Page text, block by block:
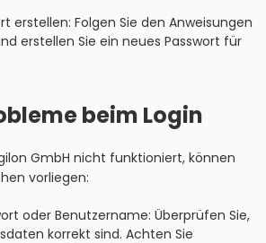
erstellen: Folgen Sie den Anweisungen
erstellen Sie ein neues Passwort für
beim Login
GmbH nicht funktioniert, können
vorliegen:
oder Benutzername: Überprüfen Sie,
korrekt sind. Achten Sie